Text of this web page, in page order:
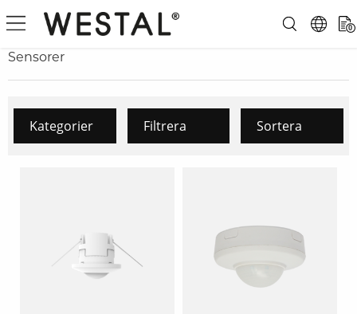
0
Sensorer
Kategorier Filtrera Sortera